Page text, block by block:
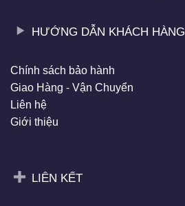
HƯỚNG DẪN KHÁCH HÀNG
Chính sách bảo hành
Giao Hàng - Vận Chuyển
Liên hệ
Giới thiệu
LIÊN KẾT